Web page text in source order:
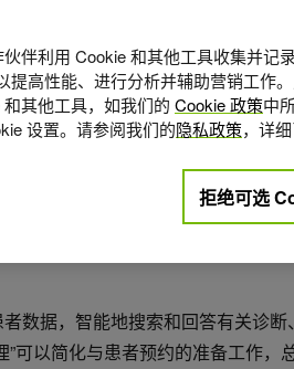
数据，智能地搜索和回答有关诊断
可以简化与患者预约的准备工作，
伴利用 Cookie 和其他工具收集并记
提高性能、进行分析并辅助营销工作
其他工具，如我们的 Cookie 政策中
设置。请参阅我们的隐私政策，详
拒绝可选